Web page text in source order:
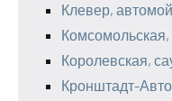
Клевер,
Королевская,
Кронштадт-Авто